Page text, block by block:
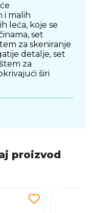
i malih
leća, koje se
set
za skeniranje
detalje, set
za
širi
vozila, sve
do 1200 mm3
skeniranje
proizvod